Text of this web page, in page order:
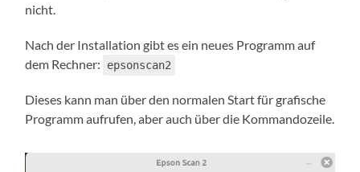
nicht.
Nach der Installation gibt es ein neues Programm auf
dem Rechner:
epsonscan2
Dieses kann man über den normalen Start für grafische
Programm aufrufen, aber auch über die Kommandozeile.